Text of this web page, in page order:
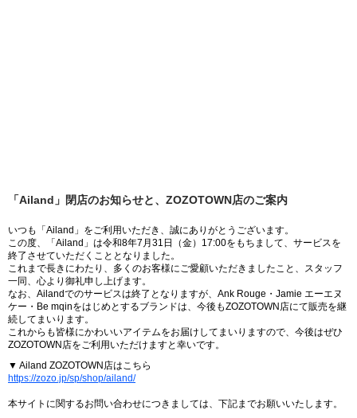
「Ailand」閉店のお知らせと、ZOZOTOWN店のご案内
いつも「Ailand」をご利用いただき、誠にありがとうございます。
この度、「Ailand」は令和8年7月31日（金）17:00をもちまして、サービスを
終了させていただくこととなりました。
これまで長きにわたり、多くのお客様にご愛顧いただきましたこと、スタッフ
一同、心より御礼申し上げます。
なお、Ailandでのサービスは終了となりますが、Ank Rouge・Jamie エーエヌ
ケー・Be mqinをはじめとするブランドは、今後もZOZOTOWN店にて販売を継
続してまいります。
これからも皆様にかわいいアイテムをお届けしてまいりますので、今後はぜひ
ZOZOTOWN店をご利用いただけますと幸いです。
▼ Ailand ZOZOTOWN店はこちら
https://zozo.jp/sp/shop/ailand/
本サイトに関するお問い合わせにつきましては、下記までお願いいたします。